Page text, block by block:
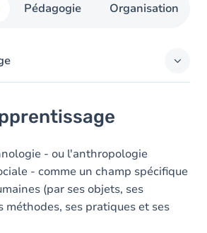
Pédagogie Organisation
- ou l'anthropologie
- comme un champ spécifique
(par ses objets, ses
méthodes, ses pratiques et ses